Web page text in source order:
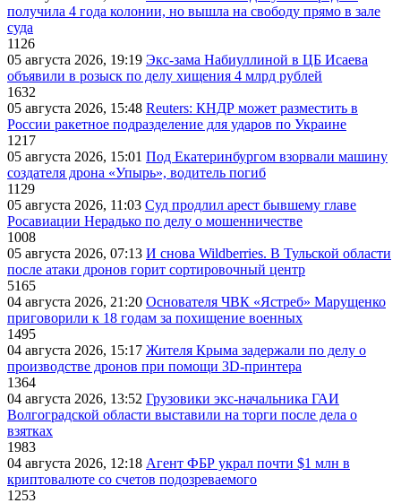
получила 4 года колонии, но вышла на свободу прямо в зале
суда
1126
05 августа 2026, 19:19 Экс-зама Набиуллиной в ЦБ Исаева
объявили в розыск по делу хищения 4 млрд рублей
1632
05 августа 2026, 15:48 Reuters: КНДР может разместить в
России ракетное подразделение для ударов по Украине
1217
05 августа 2026, 15:01 Под Екатеринбургом взорвали машину
создателя дрона «Упырь», водитель погиб
1129
05 августа 2026, 11:03 Суд продлил арест бывшему главе
Росавиации Нерадько по делу о мошенничестве
1008
05 августа 2026, 07:13 И снова Wildberries. В Тульской области
после атаки дронов горит сортировочный центр
5165
04 августа 2026, 21:20 Основателя ЧВК «Ястреб» Марущенко
приговорили к 18 годам за похищение военных
1495
04 августа 2026, 15:17 Жителя Крыма задержали по делу о
производстве дронов при помощи 3D‑принтера
1364
04 августа 2026, 13:52 Грузовики экс-начальника ГАИ
Волгоградской области выставили на торги после дела о
взятках
1983
04 августа 2026, 12:18 Агент ФБР украл почти $1 млн в
криптовалюте со счетов подозреваемого
1253